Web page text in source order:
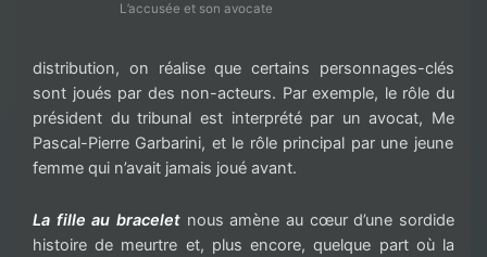
L’accusée et son avocate
distribution, on réalise que certains personnages-clés
sont joués par des non-acteurs. Par exemple, le rôle du
président du tribunal est interprété par un avocat, Me
Pascal-Pierre Garbarini, et le rôle principal par une jeune
femme qui n’avait jamais joué avant.
La fille au bracelet nous amène au cœur d’une sordide
histoire de meurtre et, plus encore, quelque part où la